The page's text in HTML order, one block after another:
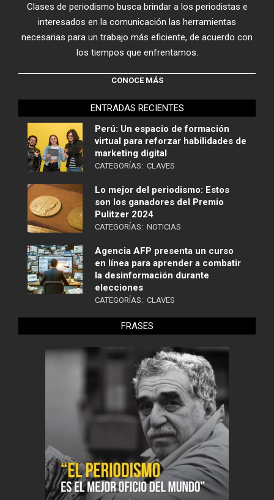
Clases de periodismo busca brindar a los periodistas e
interesados en la comunicación las herramientas
necesarias para un trabajo más eficiente, de acuerdo con
los tiempos que enfrentamos.
CONOCE MÁS
ENTRADAS RECIENTES
Perú: Un espacio de formación
virtual para reforzar habilidades de
marketing digital
CATEGORÍAS: CLAVES
Lo mejor del periodismo: Estos
son los ganadores del Premio
Pulitzer 2024
CATEGORÍAS: NOTICIAS
Agencia AFP presenta un curso
en línea para aprender a combatir
la desinformación durante
elecciones
CATEGORÍAS: CLAVES
FRASES